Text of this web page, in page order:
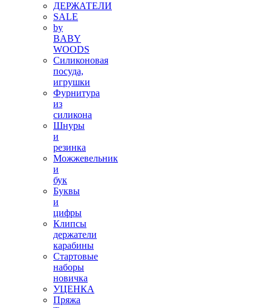
ДЕРЖАТЕЛИ
SALE
by
BABY
WOODS
Силиконовая
посуда,
игрушки
Фурнитура
из
силикона
Шнуры
и
резинка
Можжевельник
и
бук
Буквы
и
цифры
Клипсы
держатели
карабины
Стартовые
наборы
новичка
УЦЕНКА
Пряжа